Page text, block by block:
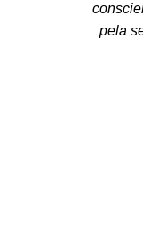
pela